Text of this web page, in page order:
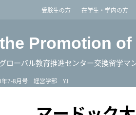
受験生の方 在学生・学内の方
Promotion
グローバル教育推進センター交換留学マ
年7-8月号 経営学部 Y.I